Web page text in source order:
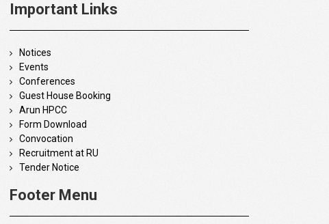
Important Links
Notices
Events
Conferences
Guest House Booking
Arun HPCC
Form Download
Convocation
Recruitment at RU
Tender Notice
Footer Menu